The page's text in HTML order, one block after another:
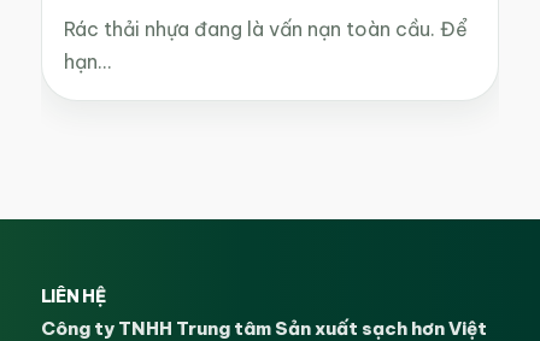
Rác thải nhựa đang là vấn nạn toàn cầu. Để
hạn…
LIÊN HỆ
Công ty TNHH Trung tâm Sản xuất sạch hơn Việt